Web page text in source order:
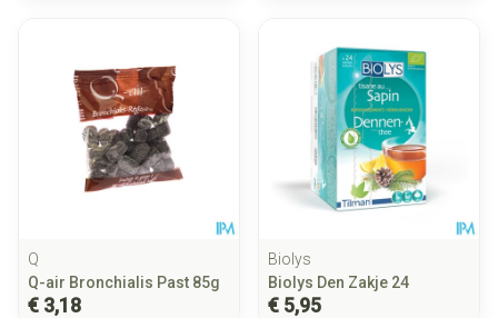
Q
Q-air Bronchialis Past 85g
€ 3,18
Biolys
Biolys Den Zakje 24
€ 5,95